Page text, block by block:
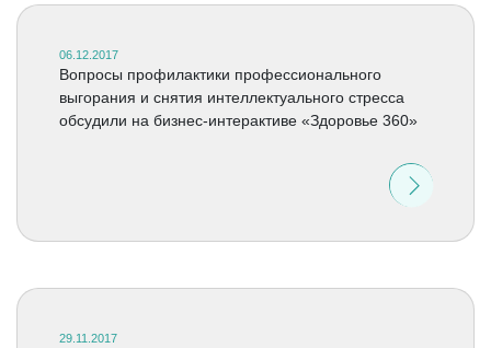
06.12.2017
Вопросы профилактики профессионального
выгорания и снятия интеллектуального стресса
обсудили на бизнес-интерактиве «Здоровье 360»
29.11.2017